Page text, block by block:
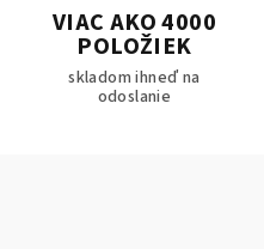
VIAC AKO 4000
POLOŽIEK
skladom ihneď na
odoslanie